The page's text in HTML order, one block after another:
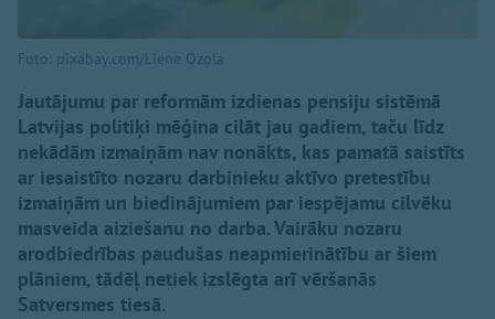
Foto: pixabay.com/Liene Ozola
Jautājumu par reformām izdienas pensiju sistēmā
Latvijas politiķi mēģina cilāt jau gadiem, taču līdz
nekādām izmaiņām nav nonākts, kas pamatā saistīts
ar iesaistīto nozaru darbinieku aktīvo pretestību
izmaiņām un biedinājumiem par iespējamu cilvēku
masveida aiziešanu no darba. Vairāku nozaru
arodbiedrības paudušas neapmierinātību ar šiem
plāniem, tādēļ netiek izslēgta arī vēršanās
Satversmes tiesā.